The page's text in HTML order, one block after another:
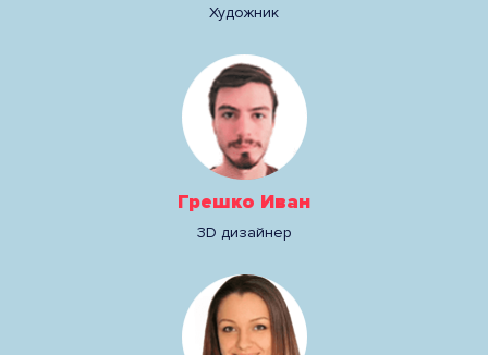
Художник
Грешко Иван
3D дизайнер